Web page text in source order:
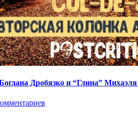
Дробязко и “Глина”